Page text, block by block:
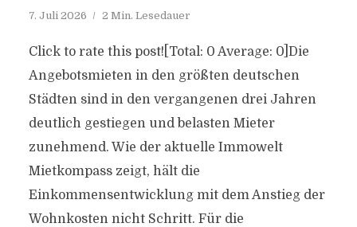
7. Juli 2026 2 Min. Lesedauer
Click to rate this post![Total: 0 Average: 0]Die
Angebotsmieten in den größten deutschen
Städten sind in den vergangenen drei Jahren
deutlich gestiegen und belasten Mieter
zunehmend. Wie der aktuelle Immowelt
Mietkompass zeigt, hält die
Einkommensentwicklung mit dem Anstieg der
Wohnkosten nicht Schritt. Für die